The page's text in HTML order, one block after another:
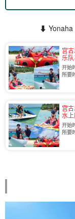
⬇︎ Yonaha
宫
乐
开始
所要
宫
水
开始
所要